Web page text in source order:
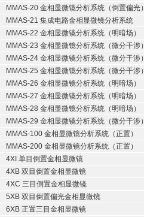
MMAS-20 金相显微镜分析系统（倒置偏光）
MMAS-21 集成电路金相显微镜分析系统
MMAS-22 金相显微镜分析系统（明暗场）
MMAS-23 金相显微镜分析系统（微分干涉）
MMAS-24 金相显微镜分析系统（微分干涉）
MMAS-25 金相显微镜分析系统（微分干涉）
MMAS-26 金相显微镜分析系统（明暗场）
MMAS-27 金相显微镜分析系统（明暗场）
MMAS-28 金相显微镜分析系统（明暗场）
MMAS-29 金相显微镜分析系统（微分干涉）
MMAS-100 金相显微镜分析系统（正置）
MMAS-200 金相显微镜分析系统（正置）
4XI 单目倒置金相显微镜
4XB 双目倒置金相显微镜
4XC 三目倒置金相显微镜
5XB 双目倒置偏光金相显微镜
6XB 正置三目金相显微镜